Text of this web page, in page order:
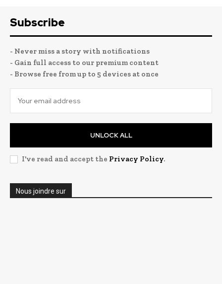
Subscribe
- Never miss a story with notifications
- Gain full access to our premium content
- Browse free from up to 5 devices at once
UNLOCK ALL
I've read and accept the Privacy Policy.
Nous joindre sur